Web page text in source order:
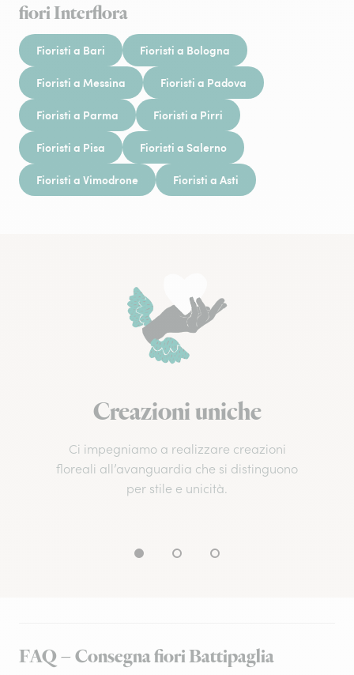
fiori Interflora
Fioristi a Bari Fioristi a Bologna
Fioristi a Messina Fioristi a Padova
Fioristi a Parma Fioristi a Pirri
Fioristi a Pisa Fioristi a Salerno
Fioristi a Vimodrone Fioristi a Asti
Creazioni uniche
Ci impegniamo a realizzare creazioni
floreali all’avanguardia che si distinguono
per stile e unicità.
FAQ – Consegna fiori Battipaglia